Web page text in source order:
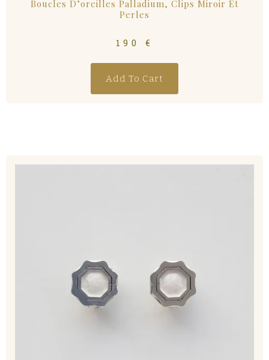
Boucles D’oreilles Palladium, Clips Miroir Et
Perles
190 €
Add To Cart